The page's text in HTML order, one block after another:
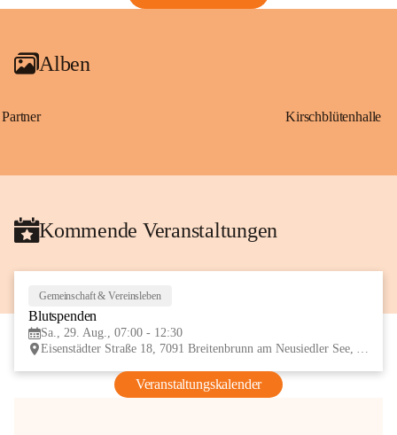
Alben
Partner Kirschblütenhalle
Kommende Veranstaltungen
Gemeinschaft & Vereinsleben
Blutspenden
Sa., 29. Aug., 07:00 - 12:30
Eisenstädter Straße 18, 7091 Breitenbrunn am Neusiedler See, AUT
Veranstaltungskalender